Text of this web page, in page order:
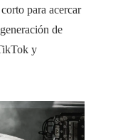
para acercar
de
y